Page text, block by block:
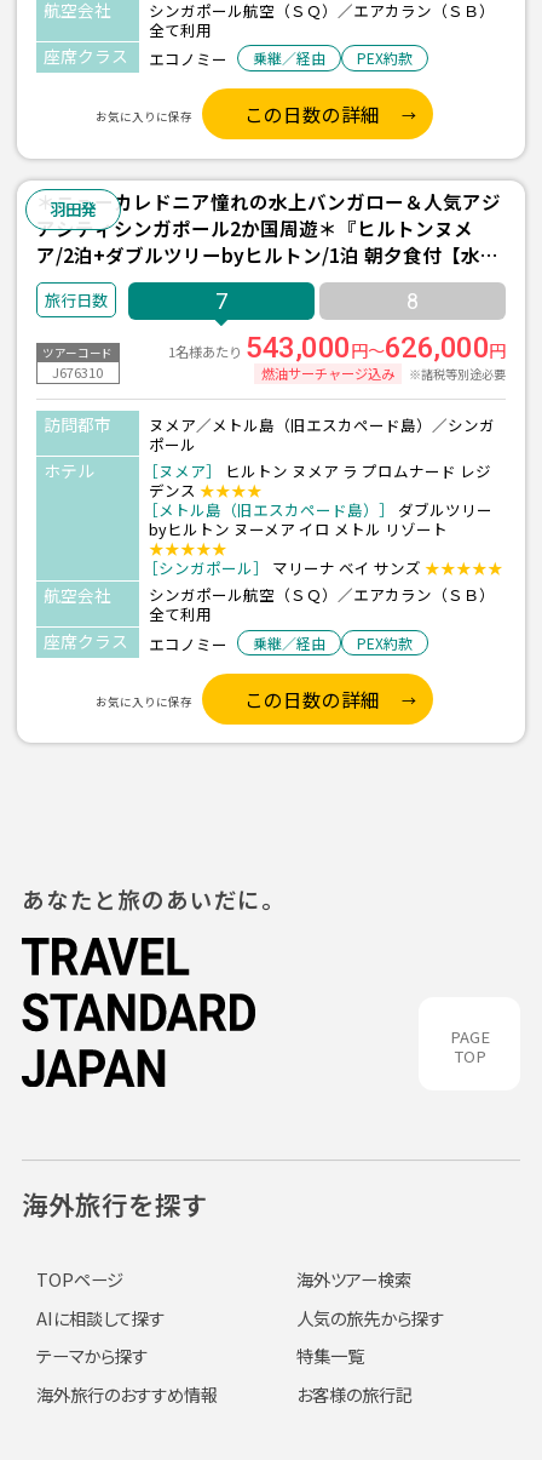
航空会社
シンガポール航空（ＳＱ）／エアカラン（ＳＢ）
全て利用
座席クラス エコノミー 乗継／経由 PEX約款
お気に入りに保存 この日数の詳細
羽田発
＊ニューカレドニア憧れの水上バンガロー＆人気アジ
アシティシンガポール2か国周遊＊『ヒルトンヌメ
ア/2泊+ダブルツリーbyヒルトン/1泊 朝夕食付【水上
バンガロー】』＆『マリーナベイサンズ/1泊』宿泊 4
泊7日間 【羽田発着/シンガポール航空＆エアカラン利
7 8
ツアーコード
J676310
1名様あたり 543,000円～626,000円
燃油サーチャージ込み ※諸税等別途必要
訪問都市
ヌメア／メトル島（旧エスカペード島）／シンガ
ポール
ホテル ［ヌメア］
ヒルトン ヌメア ラ プロムナード レジ
デンス ★★★★
［メトル島（旧エスカペード島）］
ダブルツリー
byヒルトン ヌーメア イロ メトル リゾート
★★★★★
［シンガポール］
マリーナ ベイ サンズ ★★★★★
航空会社
シンガポール航空（ＳＱ）／エアカラン（ＳＢ）
全て利用
座席クラス エコノミー 乗継／経由 PEX約款
お気に入りに保存 この日数の詳細
PAGE
TOP
あなたと旅のあいだに。
海外旅行を探す
TOPページ
海外ツアー検索
AIに相談して探す
人気の旅先から探す
テーマから探す
特集一覧
海外旅行のおすすめ情報
お客様の旅行記